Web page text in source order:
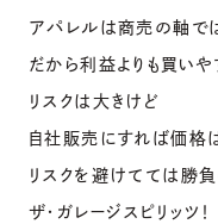
アパレルは商売の軸で
だから利益よりも買い
リスクは大きけど
自社販売にすれば価格
リスクを避けてては勝
ザ・ガレージスピリッツ！